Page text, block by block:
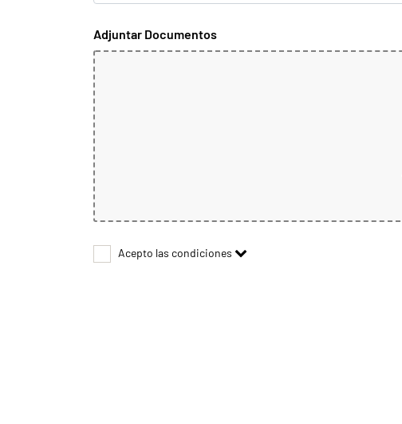
Adjuntar Documentos
Acepto las condiciones